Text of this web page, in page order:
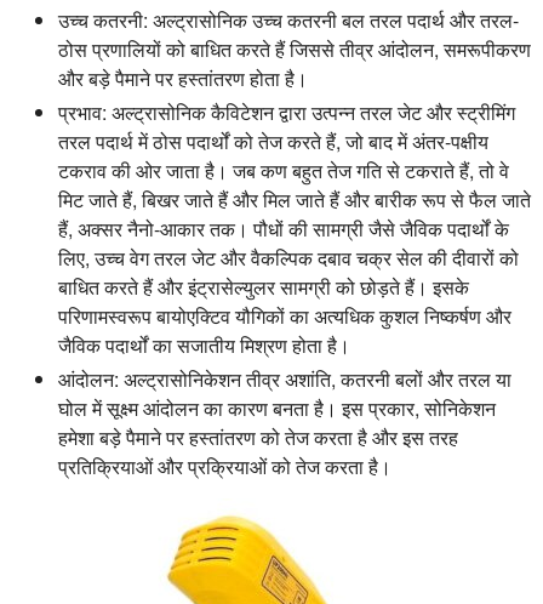
उच्च कतरनी: अल्ट्रासोनिक उच्च कतरनी बल तरल पदार्थ और तरल-
ठोस प्रणालियों को बाधित करते हैं जिससे तीव्र आंदोलन, समरूपीकरण
और बड़े पैमाने पर हस्तांतरण होता है।
प्रभाव: अल्ट्रासोनिक कैविटेशन द्वारा उत्पन्न तरल जेट और स्ट्रीमिंग
तरल पदार्थ में ठोस पदार्थों को तेज करते हैं, जो बाद में अंतर-पक्षीय
टकराव की ओर जाता है। जब कण बहुत तेज गति से टकराते हैं, तो वे
मिट जाते हैं, बिखर जाते हैं और मिल जाते हैं और बारीक रूप से फैल जाते
हैं, अक्सर नैनो-आकार तक। पौधों की सामग्री जैसे जैविक पदार्थों के
लिए, उच्च वेग तरल जेट और वैकल्पिक दबाव चक्र सेल की दीवारों को
बाधित करते हैं और इंट्रासेल्युलर सामग्री को छोड़ते हैं। इसके
परिणामस्वरूप बायोएक्टिव यौगिकों का अत्यधिक कुशल निष्कर्षण और
जैविक पदार्थों का सजातीय मिश्रण होता है।
आंदोलन: अल्ट्रासोनिकेशन तीव्र अशांति, कतरनी बलों और तरल या
घोल में सूक्ष्म आंदोलन का कारण बनता है। इस प्रकार, सोनिकेशन
हमेशा बड़े पैमाने पर हस्तांतरण को तेज करता है और इस तरह
प्रतिक्रियाओं और प्रक्रियाओं को तेज करता है।